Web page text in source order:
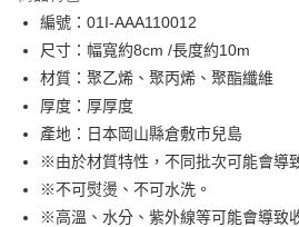
Apple Pay
街口支付
Google Pay
大哥付你分期
相關說明
【大哥付你分期使用說明】
1.本服務由台灣大哥大提供，台灣大哥大用戶
AFTEE先享後付
編號：01I-AAA110012
尺寸：幅寬約8cm /長度約10m
材質：聚乙烯、聚丙烯、聚酯纖維
厚度：厚厚度
產地：日本岡山縣倉敷市兒島
※由於材質特性，不同批次可能會導
※不可熨燙、不可水洗。
※高溫、水分、紫外線等可能會導致